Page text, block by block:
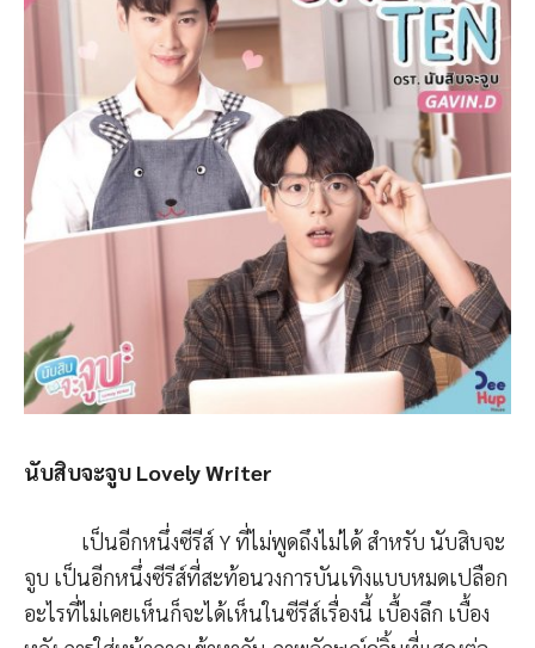
นับสิบจะจูบ Lovely Writer
เป็นอีกหนึ่งซีรีส์ Y ที่ไม่พูดถึงไม่ได้ สำหรับ นับสิบจะ
จูบ เป็นอีกหนึ่งซีรีส์ที่สะท้อนวงการบันเทิงแบบหมดเปลือก
อะไรที่ไม่เคยเห็นก็จะได้เห็นในซีรีส์เรื่องนี้ เบื้องลึก เบื้อง